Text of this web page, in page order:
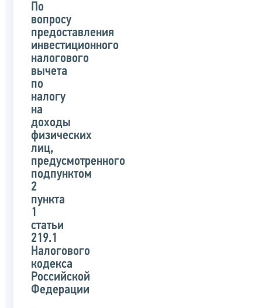
указанного
письма
По
вопросу
предоставления
инвестиционного
налогового
вычета
по
налогу
на
доходы
физических
лиц,
предусмотренного
подпунктом
2
пункта
1
статьи
219.1
Налогового
кодекса
Российской
Федерации